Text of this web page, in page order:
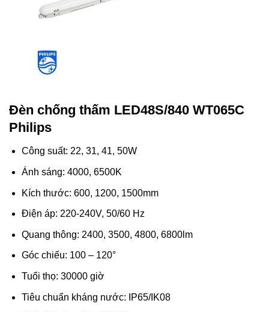
Đèn chống thấm LED48S/840 WT065C
Philips
Công suất: 22, 31, 41, 50W
Ánh sáng: 4000, 6500K
Kích thước: 600, 1200, 1500mm
Điện áp: 220-240V, 50/60 Hz
Quang thông: 2400, 3500, 4800, 6800lm
Góc chiếu: 100 – 120°
Tuổi thọ: 30000 giờ
Tiêu chuẩn kháng nước: IP65/IK08